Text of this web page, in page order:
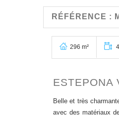
RÉFÉRENCE :
296 m²
ESTEPONA
Belle et très
avec des matériaux